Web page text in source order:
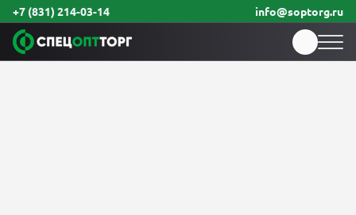
+7 (831) 214-03-14 info@soptorg.ru